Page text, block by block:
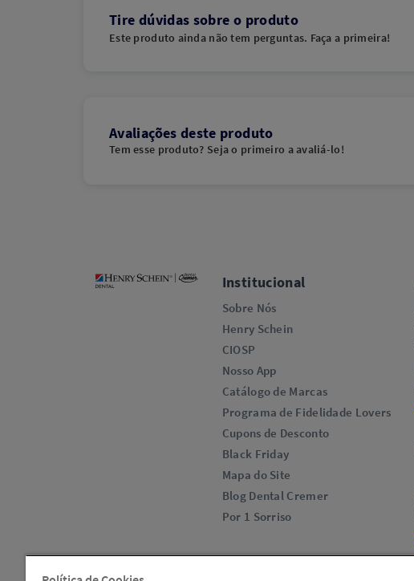
Tire dúvidas sobre o produto
Este produto ainda não tem perguntas. Faça a primeira!
Avaliações deste produto
Tem esse produto? Seja o primeiro a avaliá-lo!
Institucional
Sobre Nós
Henry Schein
CIOSP
Nosso App
Catálogo de Marcas
Programa de Fidelidade Lovers​
Cupons de Desconto
Black Friday
Mapa do Site
Blog Dental Cremer
Por 1 Sorriso